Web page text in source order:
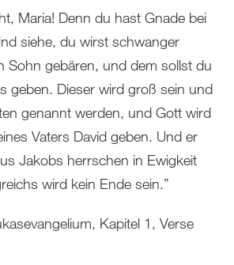
Maria! Denn du hast Gnade bei
siehe, du wirst schwanger
Sohn gebären, und dem sollst du
geben. Dieser wird groß sein und
genannt werden, und Gott wird
Vaters David geben. Und er
Jakobs herrschen in Ewigkeit
wird kein Ende sein.”
Kapitel 1, Verse